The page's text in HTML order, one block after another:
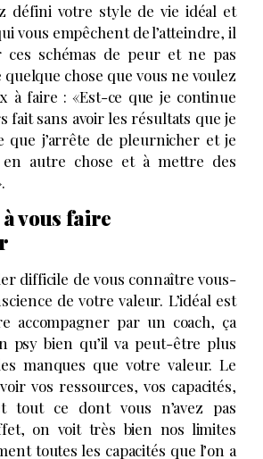
défini votre style de vie idéal et
vous empêchent de l’atteindre, il
schémas de peur et ne pas
chose que vous ne voulez
à faire : «Est-ce que je continue
fait sans avoir les résultats que je
que j’arrête de pleurnicher et je
autre chose et à mettre des
à vous faire
difficile de vous connaître vous-
de votre valeur. L’idéal est
accompagner par un coach, ça
psy bien qu’il va peut-être plus
manques que votre valeur. Le
vos ressources, vos capacités,
tout ce dont vous n’avez pas
on voit très bien nos limites
toutes les capacités que l’on a